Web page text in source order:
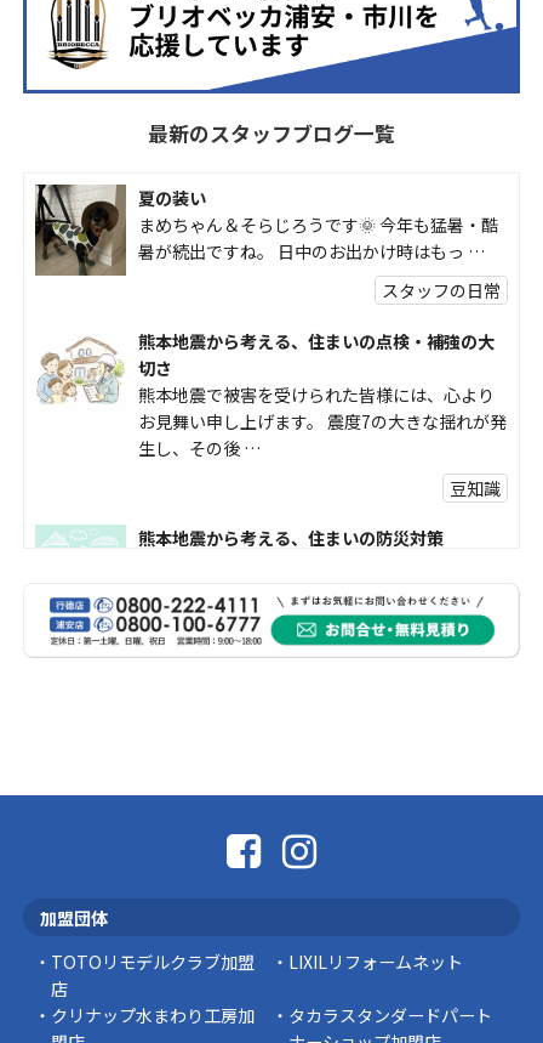
最新のスタッフブログ一覧
夏の装い
まめちゃん＆そらじろうです🌞 今年も猛暑・酷
暑が続出ですね。 日中のお出かけ時はもっ …
スタッフの日常
熊本地震から考える、住まいの点検・補強の大
切さ
熊本地震で被害を受けられた皆様には、心より
お見舞い申し上げます。 震度7の大きな揺れが発
生し、その後 …
豆知識
熊本地震から考える、住まいの防災対策
受けられた皆様に、心よりお見舞い申し上げま
す。 今回の地震 …
社長コラム
スタッフの日常
加盟団体
TOTOリモデルクラブ加盟
店
LIXILリフォームネット
クリナップ水まわり工房加
タカラスタンダードパート